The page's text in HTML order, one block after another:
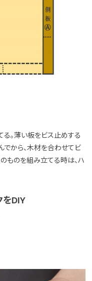
。薄い板をビス止めする
でから、木材を合わせてビ
ものを組み立てる時は、ハ
をDIY